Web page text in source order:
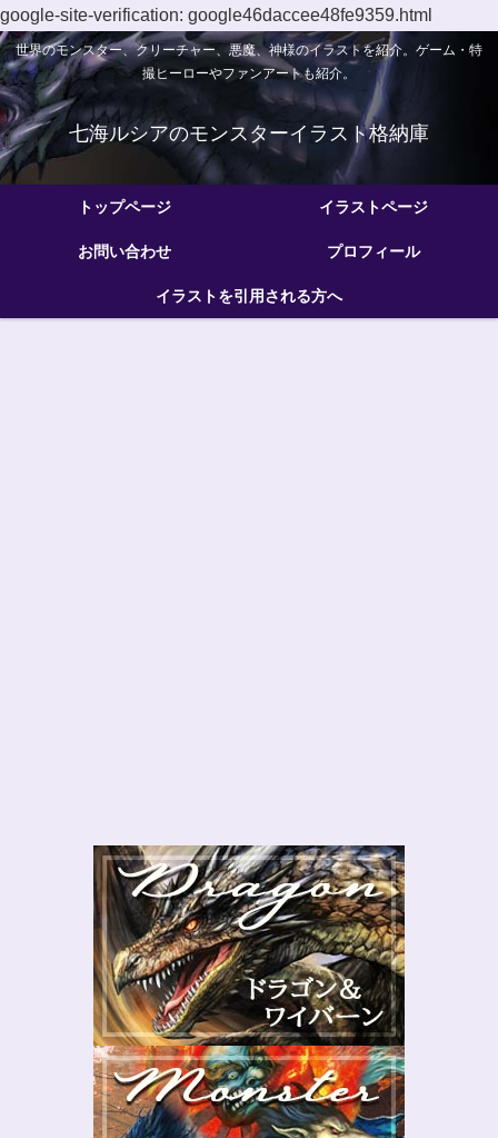
google-site-verification: google46daccee48fe9359.html
世界のモンスター、クリーチャー、悪魔、神様のイラストを紹介。ゲーム・特
撮ヒーローやファンアートも紹介。
七海ルシアのモンスターイラスト格納庫
トップページ イラストページ
お問い合わせ プロフィール
イラストを引用される方へ